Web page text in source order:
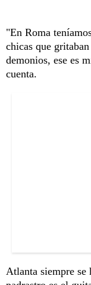
"En Roma
chicas que
demonios, ese es
cuenta.
Atlanta siempre se